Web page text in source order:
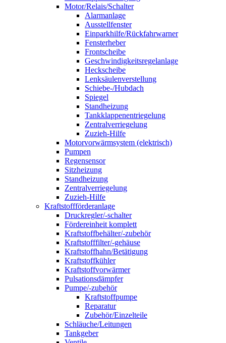
Motor/Relais/Schalter
Alarmanlage
Ausstellfenster
Einparkhilfe/Rückfahrwarner
Fensterheber
Frontscheibe
Geschwindigkeitsregelanlage
Heckscheibe
Lenksäulenverstellung
Schiebe-/Hubdach
Spiegel
Standheizung
Tankklappenentriegelung
Zentralverriegelung
Zuzieh-Hilfe
Motorvorwärmsystem (elektrisch)
Pumpen
Regensensor
Sitzheizung
Standheizung
Zentralverriegelung
Zuzieh-Hilfe
Kraftstoffförderanlage
Druckregler/-schalter
Fördereinheit komplett
Kraftstoffbehälter/-zubehör
Kraftstofffilter/-gehäuse
Kraftstoffhahn/Betätigung
Kraftstoffkühler
Kraftstoffvorwärmer
Pulsationsdämpfer
Pumpe/-zubehör
Kraftstoffpumpe
Reparatur
Zubehör/Einzelteile
Schläuche/Leitungen
Tankgeber